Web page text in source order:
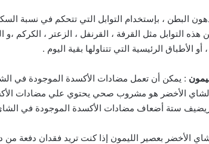
البطن ، بإستخدام التوابل التي تتحكم في نسبة
هذه التوابل مثل القرفة ، القرنفل ، الزعتر ، الكركم
الأطباق الرئيسية التي تتناولها بقية اليوم .
: يمكن أن تعمل مضادات الأكسدة الموجودة في
الشاي الأخضر هو مشروب صحي يحتوي علي مضادات
ستة أضعاف مضادات الأكسدة الموجودة في
الأخضر بعصير الليمون إذا كنت تريد فقدان دفعة